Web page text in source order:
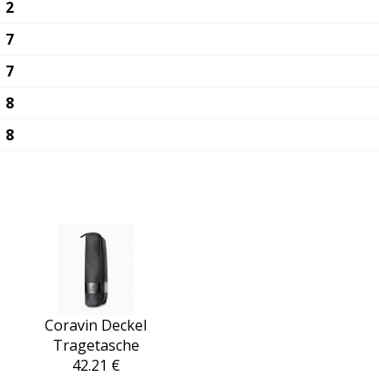
2
7
7
8
8
Coravin Deckel
Tragetasche
42.21 €